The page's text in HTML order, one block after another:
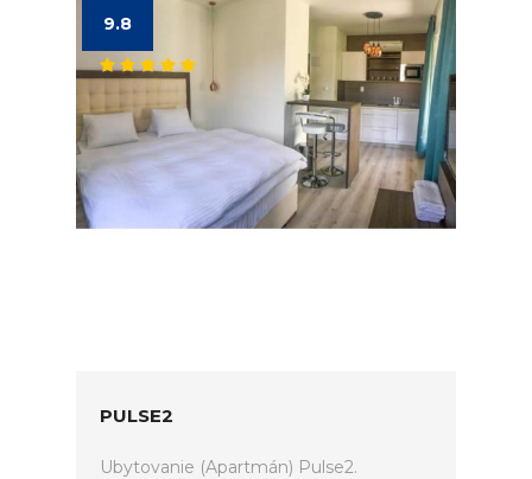
9.8
PULSE2
Ubytovanie (Apartmán) Pulse2.